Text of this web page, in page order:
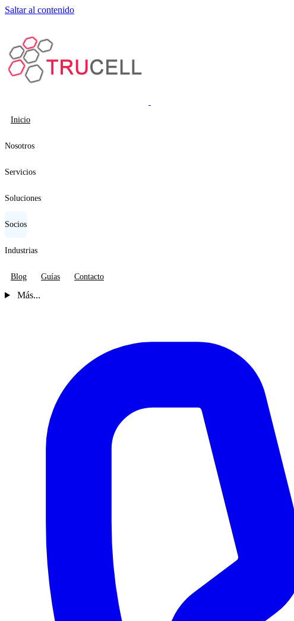
Saltar al contenido
Inicio
Nosotros
Servicios
Soluciones
Socios
Industrias
Blog Guías Contacto
Más...